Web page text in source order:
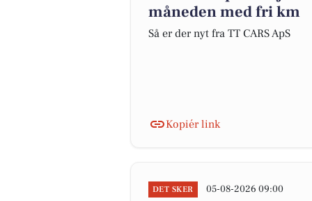
måneden med fri km
Så er der nyt fra TT CARS ApS
Kopiér link
DET SKER 05-08-2026 09:00